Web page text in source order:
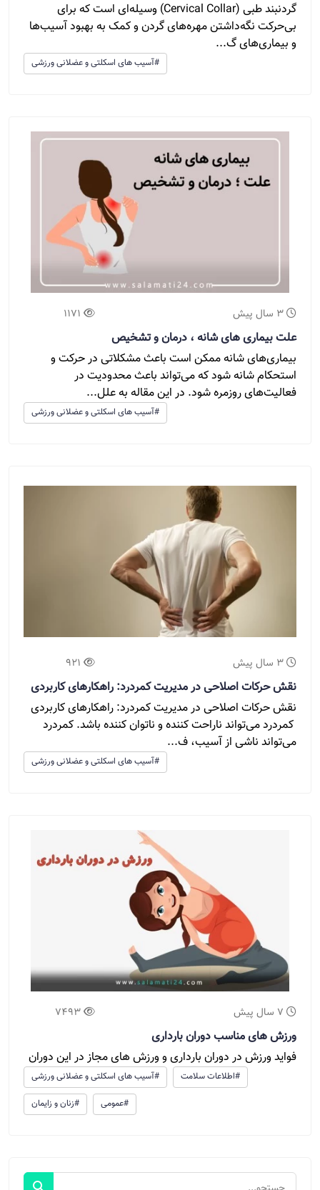
گردنبند طبی (Cervical Collar) وسیله‌ای است که برای
بی‌حرکت نگه‌داشتن مهره‌های گردن و کمک به بهبود آسیب‌ها
و بیماری‌های گ...
#آسیب های اسکلتی و عضلانی ورزشی
3 سال پیش 1171
علت بیماری های شانه ، درمان و تشخیص
بیماری‌های شانه ممکن است باعث مشکلاتی در حرکت و
استحکام شانه شود که می‌تواند باعث محدودیت در
فعالیت‌های روزمره شود. در این مقاله به علل...
#آسیب های اسکلتی و عضلانی ورزشی
3 سال پیش 921
نقش حرکات اصلاحی در مدیریت کمردرد: راهکارهای کاربردی
نقش حرکات اصلاحی در مدیریت کمردرد: راهکارهای کاربردی
کمردرد می‌تواند ناراحت کننده و ناتوان کننده باشد. کمردرد
می‌تواند ناشی از آسیب، ف...
#آسیب های اسکلتی و عضلانی ورزشی
7 سال پیش 7493
ورزش های مناسب دوران بارداری
فواید ورزش در دوران بارداری و ورزش های مجاز در این دوران
#آسیب های اسکلتی و عضلانی ورزشی
#اطلاعات سلامت
#زنان و زایمان
#عمومی